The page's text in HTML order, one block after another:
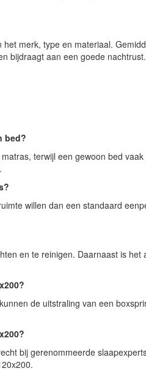
merk, type en materiaal.
bijdraagt aan een goede
bed?
terwijl een gewoon bed
willen dan een standaard
en te reinigen. Daarnaast is
de uitstraling van een
bij gerenommeerde